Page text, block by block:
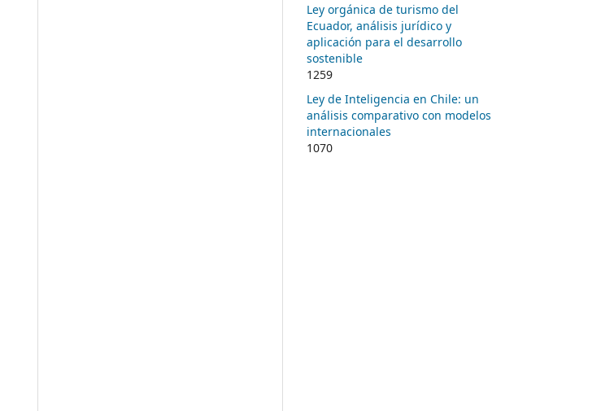
Ley orgánica de turismo del
Ecuador, análisis jurídico y
aplicación para el desarrollo
sostenible
1259
Ley de Inteligencia en Chile: un
análisis comparativo con modelos
internacionales
1070